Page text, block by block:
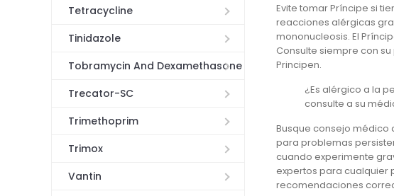
Tetracycline
Tinidazole
Tobramycin And Dexamethasone
Trecator-SC
Trimethoprim
Trimox
Vantin
Evite tomar Príncipe si
reacciones alérgicas
mononucleosis. El
Consulte siempre con
Principen.
¿Es alérgico a la
consulte a su
Busque consejo médico
para problemas
cuando experimente
expertos para cualquier
recomendaciones